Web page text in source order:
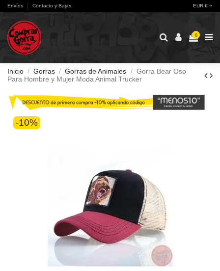
Envíos Contacto y Bajas EUR €
0
Inicio Gorras Gorras de Animales
Gorra Bear Oso
Para Hombre y Mujer Moda Animal Trucker
-10%